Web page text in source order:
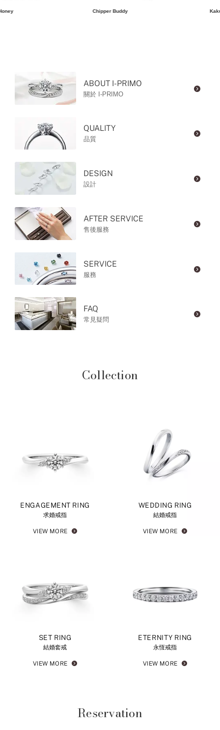
Chipper Buddy
ABOUT I-PRIMO
關於 I-PRIMO
QUALITY
品質
DESIGN
設計
AFTER SERVICE
售後服務
SERVICE
服務
FAQ
常見疑問
Collection
ENGAGEMENT RING
求婚戒指
VIEW MORE
WEDDING RING
結婚戒指
VIEW MORE
SET RING
結婚套戒
VIEW MORE
ETERNITY RING
永恆戒指
VIEW MORE
Reservation